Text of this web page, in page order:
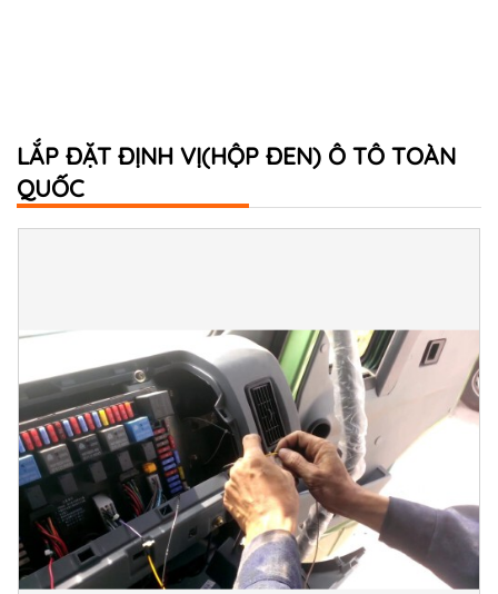
LẮP ĐẶT ĐỊNH VỊ(HỘP ĐEN) Ô TÔ TOÀN
QUỐC